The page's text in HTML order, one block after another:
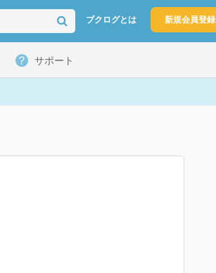
ブクログとは 新規会員登録
サポート